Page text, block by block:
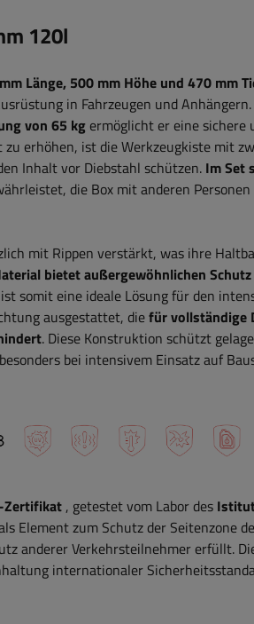
120l
Länge, 500 mm Höhe und 470 mm
in Fahrzeugen und
von 65 kg ermöglicht er eine sichere
zu erhöhen, ist die Werkzeugkiste mit
Inhalt vor Diebstahl schützen. Im Set
die Box mit anderen Personen
mit Rippen verstärkt, was ihre
bietet außergewöhnlichen
somit eine ideale Lösung für den
ausgestattet, diefür vollständige
. Diese Konstruktion schützt
bei intensivem Einsatz auf
Zertifikat , getestet vom Labor des
Element zum Schutz der Seitenzone
anderer Verkehrsteilnehmer erfüllt.
internationaler